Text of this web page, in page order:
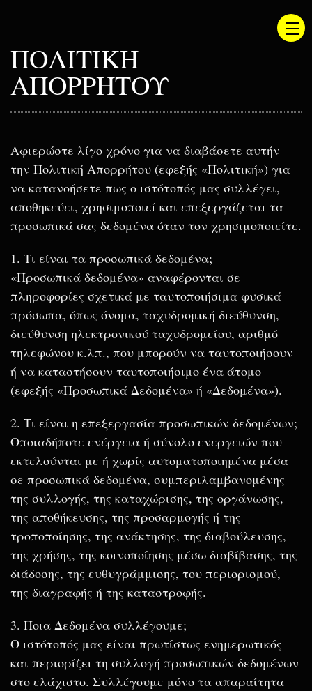
ΠΟΛΙΤΙΚΗ
ΑΠΟΡΡΗΤΟΥ
Αφιερώστε λίγο χρόνο για να διαβάσετε αυτήν
την Πολιτική Απορρήτου (εφεξής «Πολιτική») για
να κατανοήσετε πως ο ιστότοπός μας συλλέγει,
αποθηκεύει, χρησιμοποιεί και επεξεργάζεται τα
προσωπικά σας δεδομένα όταν τον χρησιμοποιείτε.
1. Τι είναι τα προσωπικά δεδομένα;
«Προσωπικά δεδομένα» αναφέρονται σε
πληροφορίες σχετικά με ταυτοποιήσιμα φυσικά
πρόσωπα, όπως όνομα, ταχυδρομική διεύθυνση,
διεύθυνση ηλεκτρονικού ταχυδρομείου, αριθμό
τηλεφώνου κ.λπ., που μπορούν να ταυτοποιήσουν
ή να καταστήσουν ταυτοποιήσιμο ένα άτομο
(εφεξής «Προσωπικά Δεδομένα» ή «Δεδομένα»).
2. Τι είναι η επεξεργασία προσωπικών δεδομένων;
Οποιαδήποτε ενέργεια ή σύνολο ενεργειών που
εκτελούνται με ή χωρίς αυτοματοποιημένα μέσα
σε προσωπικά δεδομένα, συμπεριλαμβανομένης
της συλλογής, της καταχώρισης, της οργάνωσης,
της αποθήκευσης, της προσαρμογής ή της
τροποποίησης, της ανάκτησης, της διαβούλευσης,
της χρήσης, της κοινοποίησης μέσω διαβίβασης, της
διάδοσης, της ευθυγράμμισης, του περιορισμού,
της διαγραφής ή της καταστροφής.
3. Ποια Δεδομένα συλλέγουμε;
Ο ιστότοπός μας είναι πρωτίστως ενημερωτικός
και περιορίζει τη συλλογή προσωπικών δεδομένων
στο ελάχιστο. Συλλέγουμε μόνο τα απαραίτητα